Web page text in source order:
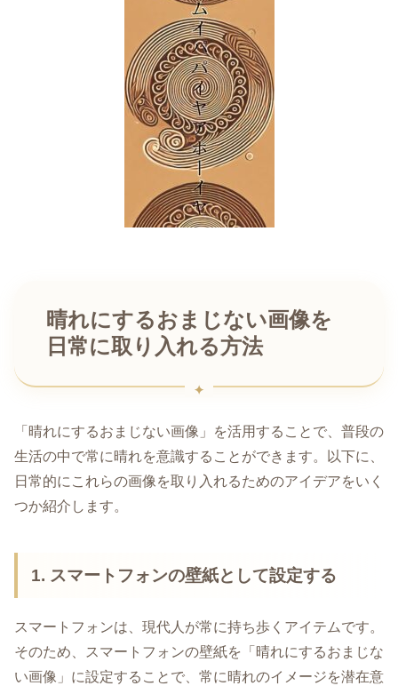
晴れにするおまじない画像を
日常に取り入れる方法
「晴れにするおまじない画像」を活用することで、普段の
生活の中で常に晴れを意識することができます。以下に、
日常的にこれらの画像を取り入れるためのアイデアをいく
つか紹介します。
1. スマートフォンの壁紙として設定する
スマートフォンは、現代人が常に持ち歩くアイテムです。
そのため、スマートフォンの壁紙を「晴れにするおまじな
い画像」に設定することで、常に晴れのイメージを潜在意